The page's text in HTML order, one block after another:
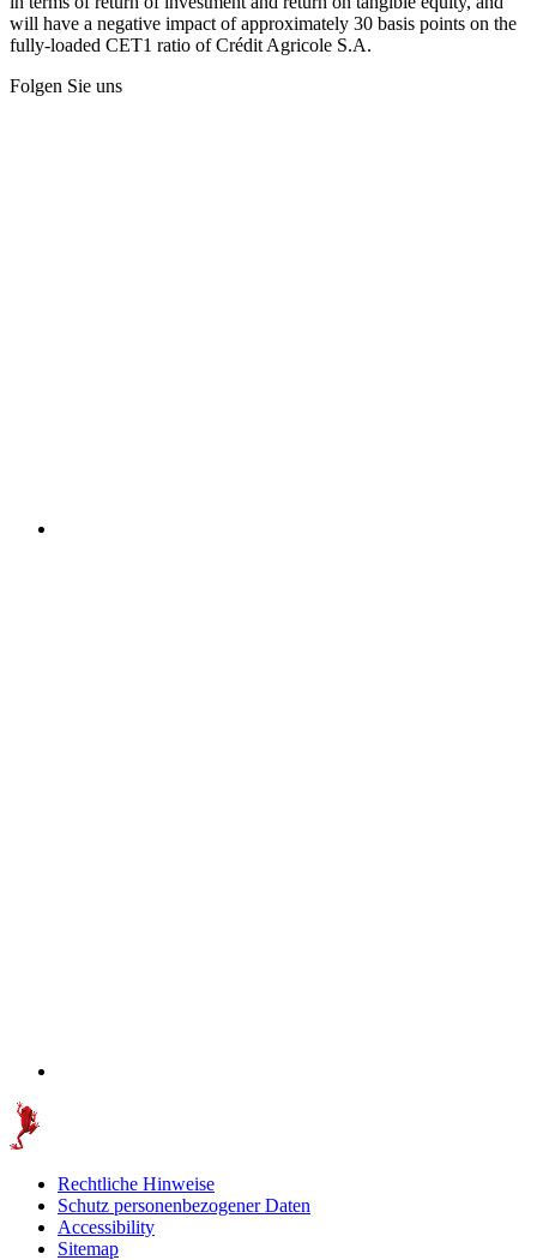
will have a negative impact of approximately 30 basis points on the
fully-loaded CET1 ratio of Crédit Agricole S.A.
Folgen Sie uns
Rechtliche Hinweise
Schutz personenbezogener Daten
Accessibility
Sitemap